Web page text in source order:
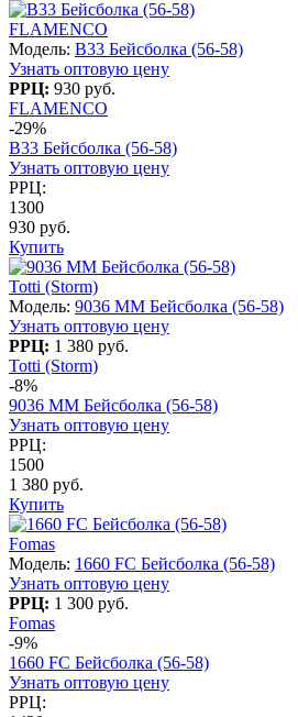
FLAMENCO
Модель: B33 Бейсболка (56-58)
Узнать оптовую цену
РРЦ: 930 руб.
FLAMENCO
-29%
B33 Бейсболка (56-58)
Узнать оптовую цену
РРЦ:
1300
930 руб.
Купить
Totti (Storm)
Модель: 9036 MM Бейсболка (56-58)
Узнать оптовую цену
РРЦ: 1 380 руб.
Totti (Storm)
-8%
9036 MM Бейсболка (56-58)
Узнать оптовую цену
РРЦ:
1500
1 380 руб.
Купить
Fomas
Модель: 1660 FC Бейсболка (56-58)
Узнать оптовую цену
РРЦ: 1 300 руб.
Fomas
-9%
1660 FC Бейсболка (56-58)
Узнать оптовую цену
РРЦ: